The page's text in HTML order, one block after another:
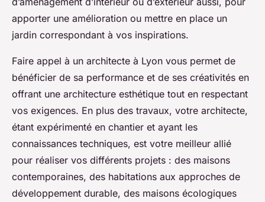
apporter une amélioration ou mettre en place un
jardin correspondant à vos inspirations.
Faire appel à un architecte à Lyon vous permet de
bénéficier de sa performance et de ses créativités en
offrant une architecture esthétique tout en respectant
vos exigences. En plus des travaux, votre architecte,
étant expérimenté en chantier et ayant les
connaissances techniques, est votre meilleur allié
pour réaliser vos différents projets : des maisons
contemporaines, des habitations aux approches de
développement durable, des maisons écologiques